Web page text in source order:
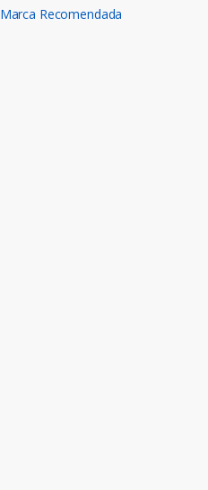
Marca Recomendada